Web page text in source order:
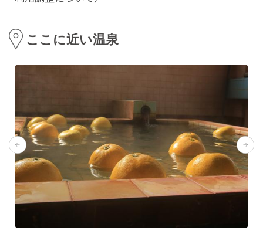
ここに近い温泉